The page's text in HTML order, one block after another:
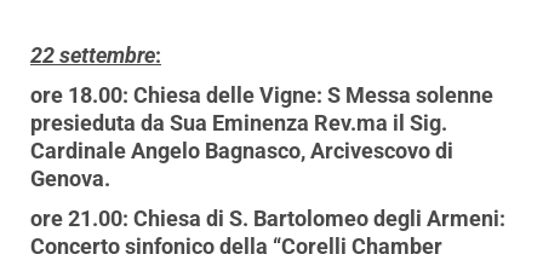
22 settembre:
ore 18.00: Chiesa delle Vigne: S Messa solenne
presieduta da Sua Eminenza Rev.ma il Sig.
Cardinale Angelo Bagnasco, Arcivescovo di
Genova.
ore 21.00: Chiesa di S. Bartolomeo degli Armeni:
Concerto sinfonico della “Corelli Chamber